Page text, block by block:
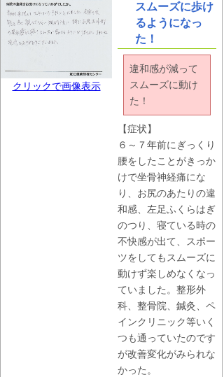
クリックで画像表示
スムーズに歩け
るようになっ
た！
違和感が減って
スムーズに動け
た！
【症状】
６～７年前にぎっくり
腰をしたことがきっか
けで坐骨神経痛にな
り、お尻のあたりの違
和感、左足ふくらはぎ
のつり、寝ている時の
不快感が出て、スポー
ツをしてもスムーズに
動けず楽しめなくなっ
ていました。整形外
科、整骨院、鍼灸、ペ
インクリニック等いく
つも通っていたのです
が改善変化がみられな
かった。